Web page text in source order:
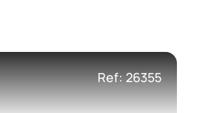
Ref: 26355